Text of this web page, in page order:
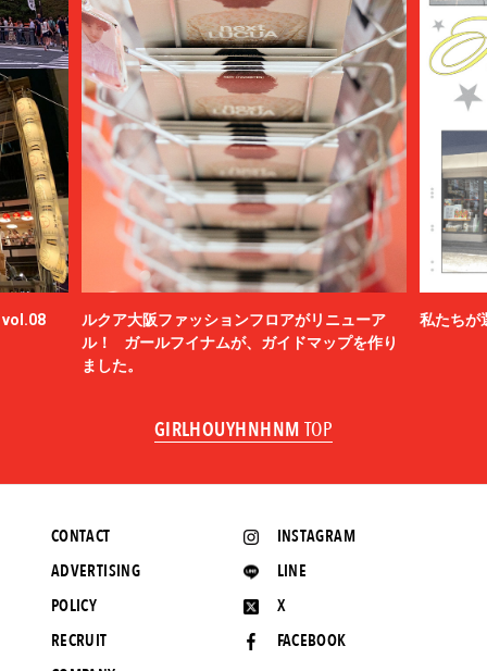
beautiful people
BED j.w. FORD
BEDWIN & THE HEARTBREAKERS
bemerkung
BERLUTI
BLACKBIRD
BlackEyePatch
BlackWeirdos
BLAHW
BLANC
Blanc YM
BOTTEGA VENETA
CALYPSO
CarService
CEIVE
vol.08
ルクア大阪ファッションフロアがリニューア
ル！ ガールフイナムが、ガイドマップを作り
ました。
私たちが
GIRLHOUYHNHNM TOP
INSTAGRAM
LINE
X
FACEBOOK
CONTACT
ADVERTISING
POLICY
RECRUIT